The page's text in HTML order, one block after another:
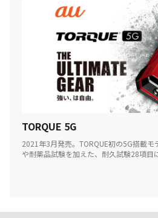
TORQUE 5G
2021年3月発売。TORQUE初の5G搭載
や耐薬品試験を加えた、耐久試験28項目